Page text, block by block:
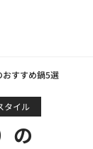
おすすめ鍋5選
タイル
の